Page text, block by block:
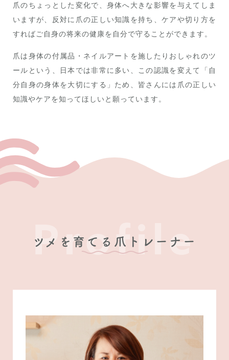
爪のちょっとした変化で、身体へ大きな影響を与えてしま
いますが、反対に爪の正しい知識を持ち、ケアや切り方を
すればご自身の将来の健康を自分で守ることができます。
爪は身体の付属品・ネイルアートを施したりおしゃれのツ
ールという、日本では非常に多い、この認識を変えて「自
分自身の身体を大切にする」ため、皆さんには爪の正しい
知識やケアを知ってほしいと願っています。
ツメを育てる爪トレーナー
Profile